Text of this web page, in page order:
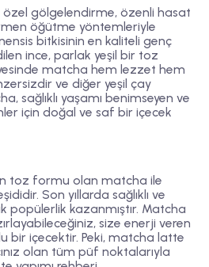
gölgelendirme, özenli hasat
öğütme yöntemleriyle
bitkisinin en kaliteli genç
ince, parlak yeşil bir toz
matcha hem lezzet hem
ve diğer yeşil çay
sağlıklı yaşamı benimseyen ve
için doğal ve saf bir içecek
toz formu olan matcha ile
Son yıllarda sağlıklı ve
popülerlik kazanmıştır. Matcha
size enerji veren
bir içecektir. Peki, matcha latte
olan tüm püf noktalarıyla